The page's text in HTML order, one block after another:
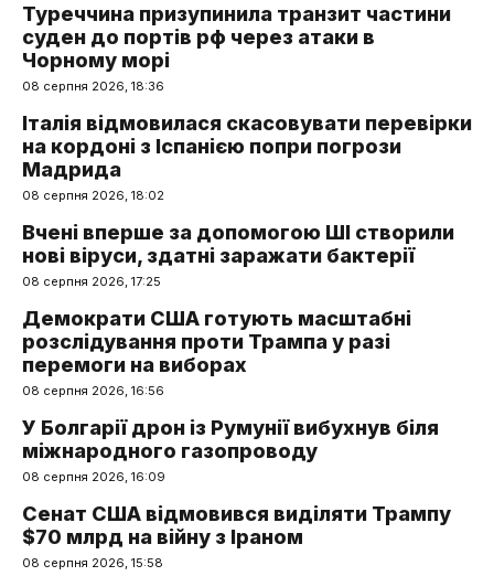
Туреччина призупинила транзит частини
суден до портів рф через атаки в
Чорному морі
08 серпня 2026, 18:36
Італія відмовилася скасовувати перевірки
на кордоні з Іспанією попри погрози
Мадрида
08 серпня 2026, 18:02
Вчені вперше за допомогою ШІ створили
нові віруси, здатні заражати бактерії
08 серпня 2026, 17:25
Демократи США готують масштабні
розслідування проти Трампа у разі
перемоги на виборах
08 серпня 2026, 16:56
У Болгарії дрон із Румунії вибухнув біля
міжнародного газопроводу
08 серпня 2026, 16:09
Сенат США відмовився виділяти Трампу
$70 млрд на війну з Іраном
08 серпня 2026, 15:58